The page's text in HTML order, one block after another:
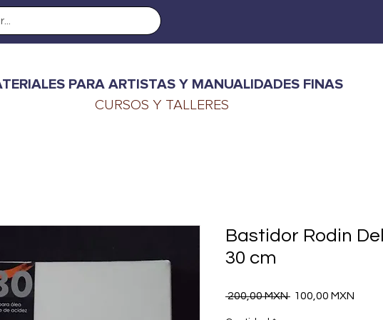
PARA ARTISTAS Y MANUALIDADES FINAS
CURSOS Y TALLERES
Bastidor Rodin
30 cm
200,00 MXN Precio
100,00 MXN